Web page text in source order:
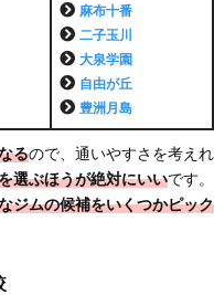
麻布十番
二子玉川
大泉学園
自由が丘
豊洲月島
るので、通いやすさを考えれ
選ぶほうが絶対にいいです。
ジムの候補をいくつかピック